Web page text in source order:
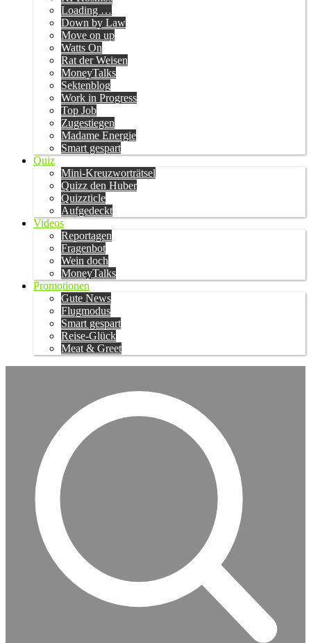
Loading …
Down by Law
Move on up
Watts On
Rat der Weisen
MoneyTalks
Sektenblog
Work in Progress
Top Job
Zugestiegen
Madame Energie
Smart gespart
Quiz
Mini-Kreuzworträtsel
Quizz den Huber
Quizzticle
Aufgedeckt
Videos
Reportagen
Fragenbot
Wein doch
MoneyTalks
Promotionen
Gute News
Flugmodus
Smart gespart
Reise-Glück
Meat & Greet